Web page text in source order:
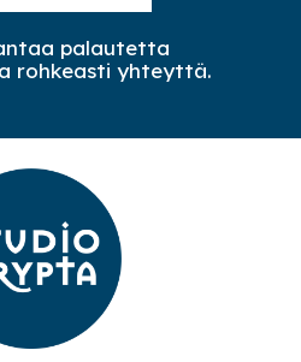
palautetta
rohkeasti yhteyttä.